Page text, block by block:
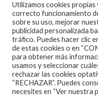
Utilizamos cookies
correcto funcionamiento
sobre su uso, mejorar
publicidad personalizada
tráfico. Puedes hacer clic
de estas cookies o en
para obtener más
usamos y seleccionar
rechazar las cookies
“RECHAZAR”. Puedes
necesites en “Ver nuestra